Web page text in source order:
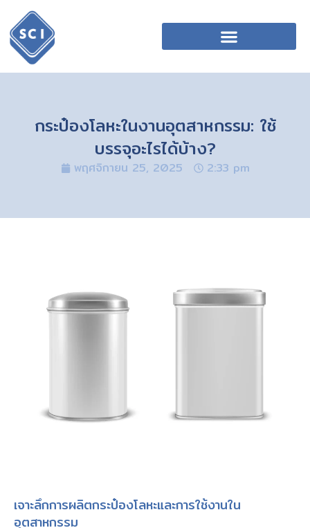
กระป๋องโลหะในงานอุตสาหกรรม: ใช้
บรรจุอะไรได้บ้าง?
พฤศจิกายน 25, 2025 2:33 pm
เจาะลึกการผลิตกระป๋องโลหะและการใช้งานใน
อุตสาหกรรม